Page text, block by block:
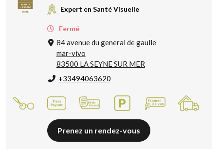
Expert en Santé Visuelle
Fermé
84 avenue du general de gaulle
mar-vivo
83500 LA SEYNE SUR MER
+33494063620
Prenez un rendez-vous